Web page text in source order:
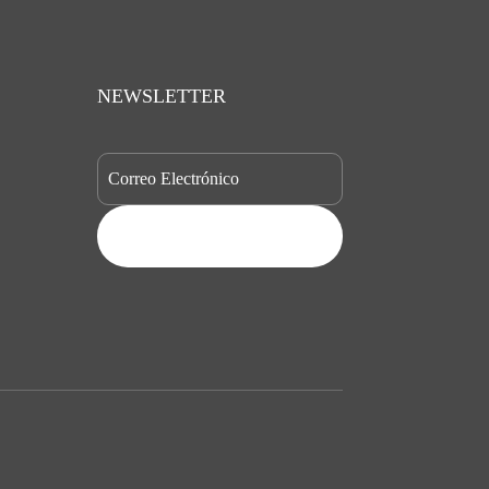
NEWSLETTER